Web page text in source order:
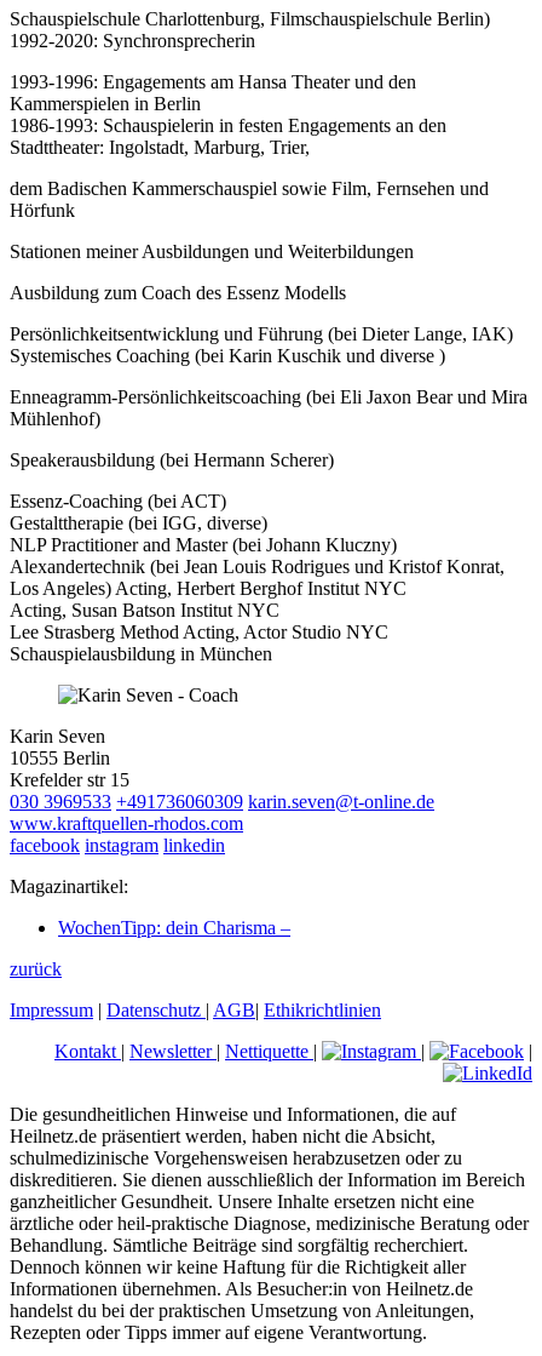
Schauspielschule Charlottenburg, Filmschauspielschule Berlin)
1992-2020: Synchronsprecherin
1993-1996: Engagements am Hansa Theater und den
Kammerspielen in Berlin
1986-1993: Schauspielerin in festen Engagements an den
Stadttheater: Ingolstadt, Marburg, Trier,
dem Badischen Kammerschauspiel sowie Film, Fernsehen und
Hörfunk
Stationen meiner Ausbildungen und Weiterbildungen
Ausbildung zum Coach des Essenz Modells
Persönlichkeitsentwicklung und Führung (bei Dieter Lange, IAK)
Systemisches Coaching (bei Karin Kuschik und diverse )
Enneagramm-Persönlichkeitscoaching (bei Eli Jaxon Bear und Mira
Mühlenhof)
Speakerausbildung (bei Hermann Scherer)
Essenz-Coaching (bei ACT)
Gestalttherapie (bei IGG, diverse)
NLP Practitioner and Master (bei Johann Kluczny)
Alexandertechnik (bei Jean Louis Rodrigues und Kristof Konrat,
Los Angeles) Acting, Herbert Berghof Institut NYC
Acting, Susan Batson Institut NYC
Lee Strasberg Method Acting, Actor Studio NYC
Schauspielausbildung in München
Karin Seven
10555 Berlin
Krefelder str 15
030 3969533 +491736060309 karin.seven@t-online.de
www.kraftquellen-rhodos.com
facebook instagram linkedin
Magazinartikel:
WochenTipp: dein Charisma –
zurück
Impressum | Datenschutz | AGB| Ethikrichtlinien
Kontakt | Newsletter | Nettiquette | | |
Die gesundheitlichen Hinweise und Informationen, die auf
Heilnetz.de präsentiert werden, haben nicht die Absicht,
schulmedizinische Vorgehensweisen herabzusetzen oder zu
diskreditieren. Sie dienen ausschließlich der Information im Bereich
ganzheitlicher Gesundheit. Unsere Inhalte ersetzen nicht eine
ärztliche oder heil-praktische Diagnose, medizinische Beratung oder
Behandlung. Sämtliche Beiträge sind sorgfältig recherchiert.
Dennoch können wir keine Haftung für die Richtigkeit aller
Informationen übernehmen. Als Besucher:in von Heilnetz.de
handelst du bei der praktischen Umsetzung von Anleitungen,
Rezepten oder Tipps immer auf eigene Verantwortung.